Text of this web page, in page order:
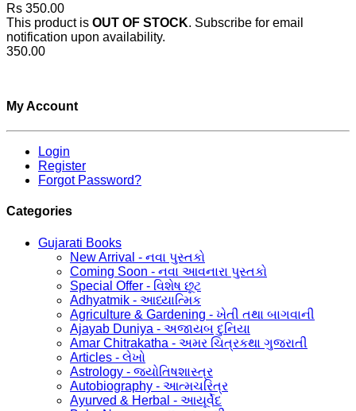
Rs 350.00
This product is OUT OF STOCK. Subscribe for email
notification upon availability.
350.00
My Account
Login
Register
Forgot Password?
Categories
Gujarati Books
New Arrival - નવા પુસ્તકો
Coming Soon - નવા આવનારા પુસ્તકો
Special Offer - વિશેષ છૂટ
Adhyatmik - આધ્યાત્મિક
Agriculture & Gardening - ખેતી તથા બાગવાની
Ajayab Duniya - અજાયબ દુનિયા
Amar Chitrakatha - અમર ચિત્રકથા ગુજરાતી
Articles - લેખો
Astrology - જ્યોતિષશાસ્ત્ર
Autobiography - આત્મચરિત્ર
Ayurved & Herbal - આયૂર્વેદ